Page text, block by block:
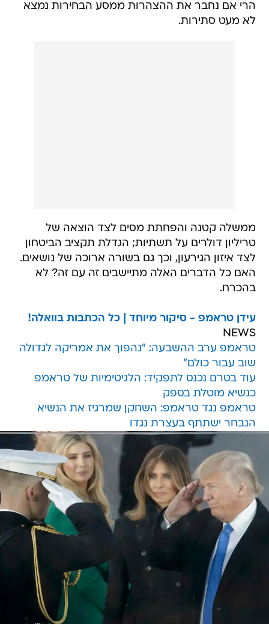
הרי אם נחבר את ההצהרות ממסע הבחירות נמצא
לא מעט סתירות.
ממשלה קטנה והפחתת מסים לצד הוצאה של
טריליון דולרים על תשתיות; הגדלת תקציב הביטחון
לצד איזון הגירעון, וכך גם בשורה ארוכה של נושאים.
האם כל הדברים האלה מתיישבים זה עם זה? לא
בהכרח.
עידן טראמפ - סיקור מיוחד | כל הכתבות בוואלה!
NEWS
טראמפ ערב ההשבעה: "נהפוך את אמריקה לגדולה
שוב עבור כולם"
עוד בטרם נכנס לתפקיד: הלגיטימיות של טראמפ
כנשיא מוטלת בספק
טראמפ נגד טראמפ: השחקן שמרגיז את הנשיא
הנבחר ישתתף בעצרת נגדו